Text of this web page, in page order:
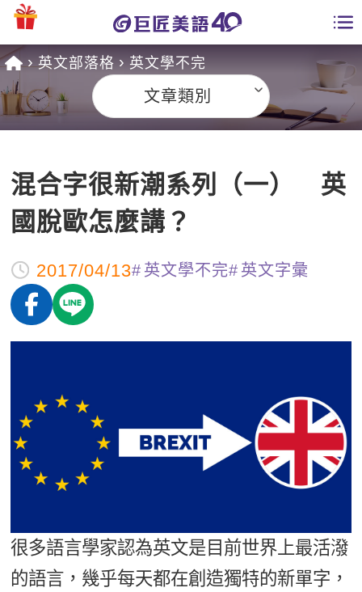
課程總覽
英文課程總表
英文會話
商用英文
英文檢定
GEPT 全民英檢課程
TOEFL 托福課程
自然發音
英文聽力養成
開口溜英文
基礎字彙
情境閱讀
特色課程
主題課程
英語俱樂部
Let's Talk
線上真人
西班牙語
外語即時通
更多
企業訓練
點讀筆教材
全國分校
英文部落格
英文能力測驗
師資團隊
學習分享
學員讚出來
活動花絮
校園贊助
企業服務
學員專區
Recruiting
英文部落格 英文學不完
文章類別
混合字很新潮系列（一） 英
國脫歐怎麼講？
2017/04/13 英文學不完 英文字彙
很多語言學家認為英文是目前世界上最活潑
的語言，幾乎每天都在創造獨特的新單字，